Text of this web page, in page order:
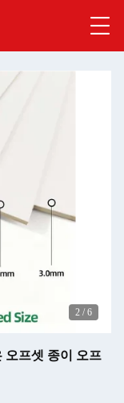
2 / 6
오프셋 종이 오프